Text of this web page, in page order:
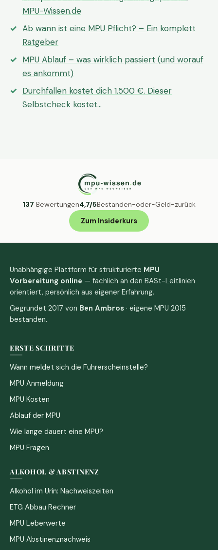
MPU-Wissen.de
Ab wann ist eine MPU Pflicht? – Ein komplett
Ratgeber
MPU Ablauf – was wirklich passiert (und worauf
es ankommt)
Durchfallen kostet dich 1.500 €. Dieser
Selbstcheck kostet…
137 Bewertungen4,7/5Bestanden-oder-Geld-zurück
Zum Insiderkurs
Unabhängige Plattform für strukturierte MPU
Vorbereitung online — fachlich an den BASt-Leitlinien
orientiert, persönlich aus eigener Erfahrung.
Gegründet 2017 von Ben Ambros · eigene MPU 2015
bestanden.
ERSTE SCHRITTE
Wann meldet sich die Führerscheinstelle?
MPU Anmeldung
MPU Kosten
Ablauf der MPU
Wie lange dauert eine MPU?
MPU Fragen
ALKOHOL & ABSTINENZ
Alkohol im Urin: Nachweiszeiten
ETG Abbau Rechner
MPU Leberwerte
MPU Abstinenznachweis